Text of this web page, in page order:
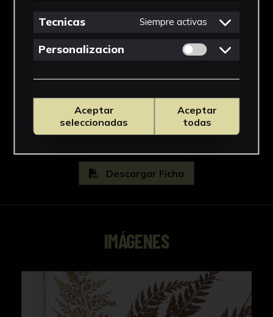
Descargar Ficha
IMÁGENES
Tecnicas Siempre activas
Personalizacion Permitir cookies
Aceptar
seleccionadas
Aceptar
todas